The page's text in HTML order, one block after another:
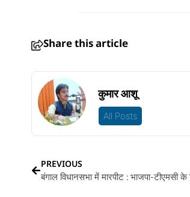
Share this article
कुमार आशू
All Posts
PREVIOUS
बंगाल विधानसभा में मारपीट : भाजपा-टीएमसी